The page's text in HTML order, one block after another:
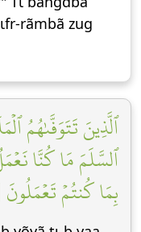
rãmbã zug
ٱلَّذِينَ تَتَوَفَّىٰهُمُ
ٱلسَّلَمَ مَا كُنَّا
بِمَا كُنتُمۡ تَعۡمَلُونَ